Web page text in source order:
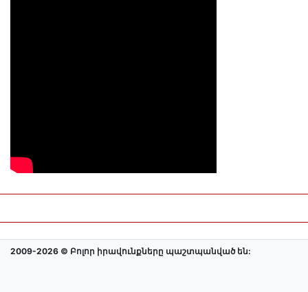
2009-2026 © Բոլոր իրավունքները պաշտպանված են: